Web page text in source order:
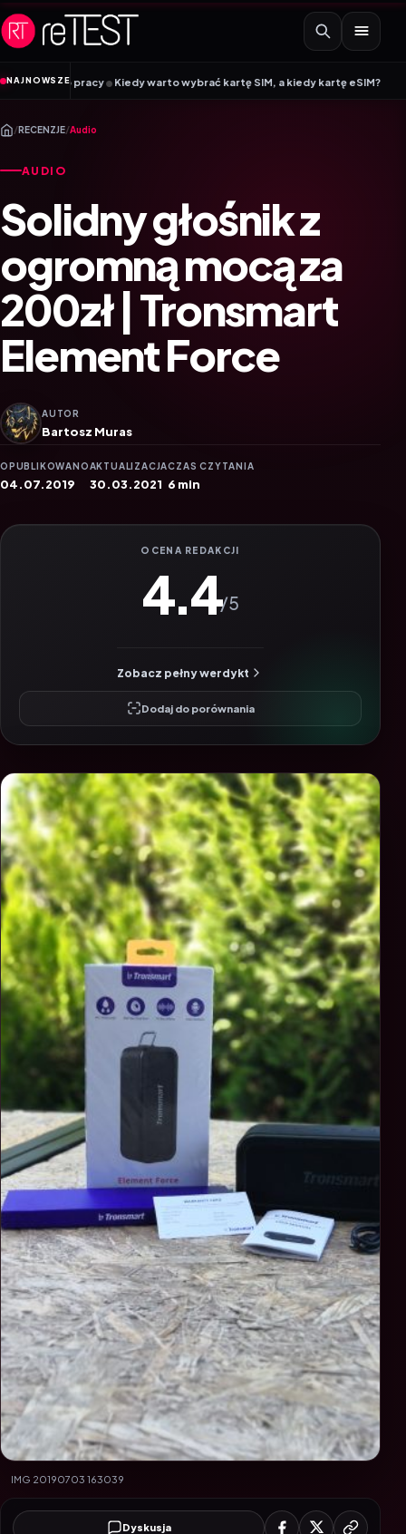
Przejdź do treści
NAJNOWSZE
warto wybrać kartę SIM, a kiedy kartę eSIM? Poradnik Mobile Vikings•
/RECENZJE/Audio
AUDIO
Solidny głośnik z
ogromną mocą za
200zł | Tronsmart
Element Force
AUTOR
Bartosz Muras
OPUBLIKOWANO
04.07.2019
AKTUALIZACJA
30.03.2021
CZAS CZYTANIA
6 min
OCENA REDAKCJI
4.4/5
Zobacz pełny werdykt
Dodaj do porównania
IMG 20190703 163039
Dyskusja